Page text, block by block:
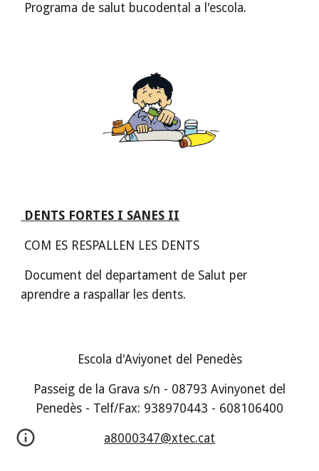
Programa de salut bucodental a l'escola.
DENTS FORTES I SANES II
COM ES RESPALLEN LES DENTS
aprendre a raspallar les dents.
Escola d'Aviyonet del Penedès
Passeig de la Grava s/n - 08793 Avinyonet del
Penedès - Telf/Fax: 938970443 - 608106400
a8000347@xtec.cat